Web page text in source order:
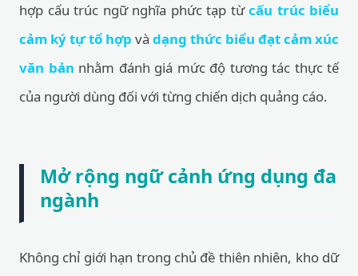
hợp cấu trúc ngữ nghĩa phức tạp từcấu trúc biểu
cảm ký tự tổ hợp và dạng thức biểu đạt cảm xúc
văn bản nhằm đánh giá mức độ tương tác thực tế
của người dùng đối với từng chiến dịch quảng cáo.
Mở rộng ngữ cảnh ứng dụng đa
ngành
Không chỉ giới hạn trong chủ đề thiên nhiên, kho dữ